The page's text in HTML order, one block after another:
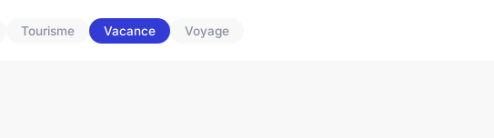
Tourisme Vacance Voyage